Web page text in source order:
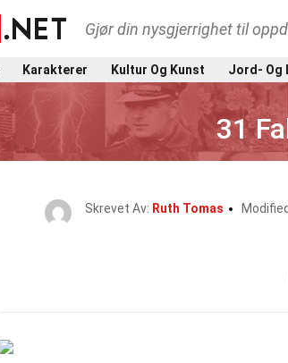
Gjør din nysgjerrighet til
Karakterer Kultur Og Kunst Jord- Og
31
Skrevet Av: Ruth Tomas